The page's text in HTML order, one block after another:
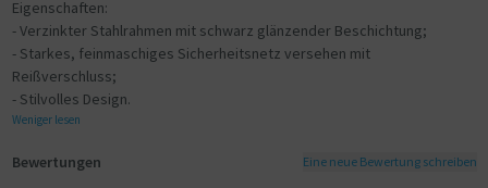
Eigenschaften:
- Verzinkter Stahlrahmen mit schwarz glänzender Beschichtung;
- Starkes, feinmaschiges Sicherheitsnetz versehen mit
Reißverschluss;
- Stilvolles Design.
Weniger lesen
Bewertungen Eine neue Bewertung schreiben